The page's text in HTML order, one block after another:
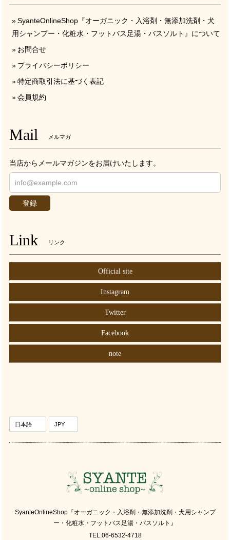
SyanteOnlineShop『オーガニック・入浴剤・無添加洗剤・犬
用シャンプー・化粧水・フットバス足湯・バスソルト』について
お問合せ
プライバシーポリシー
特定商取引法に基づく表記
会員規約
Mail メルマガ
当店からメールマガジンをお届けいたします。
登録
Link リンク
Official site
Instagram
Twitter
Facebook
note
SyanteOnlineShop『オーガニック・入浴剤・無添加洗剤・犬用シャンプ
ー・化粧水・フットバス足湯・バスソルト』
TEL:06-6532-4718